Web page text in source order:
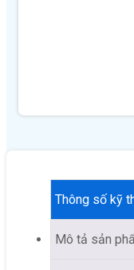
Thông số kỹ
Mô tả sản